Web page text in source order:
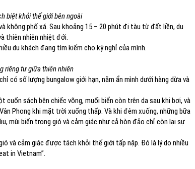
biệt khỏi thế giới bên ngoài
không phố xá. Sau khoảng 15 – 20 phút đi tàu từ đất liền, du
thiên nhiên nhiệt đới.
du khách đang tìm kiếm cho kỳ nghỉ của mình.
riêng tư giữa thiên nhiên
có số lượng bungalow giới hạn, nằm ẩn mình dưới hàng dừa và
sách bên chiếc võng, muối biển còn trên da sau khi bơi, và
Phong khi mặt trời xuống thấp. Và khi đêm xuống, những bữa
mùi biển trong gió và cảm giác như cả hòn đảo chỉ còn lại sự
và cảm giác được tách khỏi thế giới tấp nập. Đó là lý do nhiều
in Vietnam”.